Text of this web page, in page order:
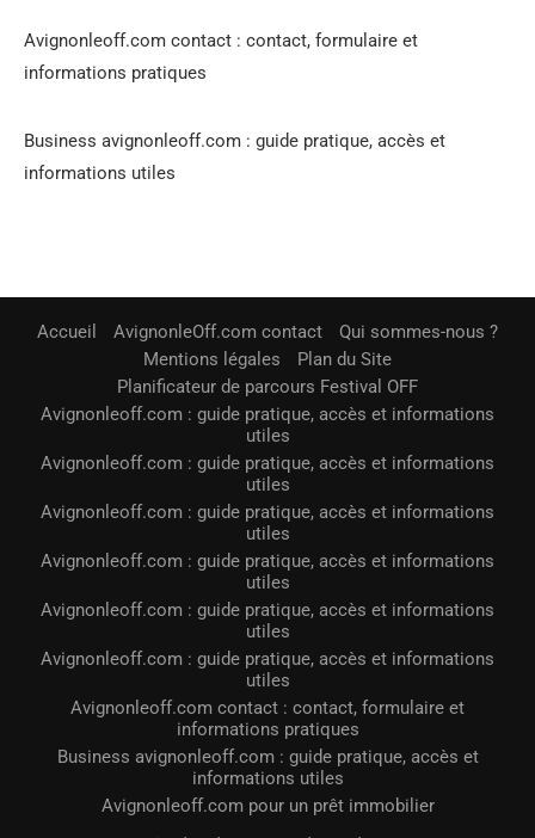
Avignonleoff.com contact : contact, formulaire et
informations pratiques
Business avignonleoff.com : guide pratique, accès et
informations utiles
Accueil AvignonleOff.com contact
Qui sommes-nous ?
Mentions légales
Plan du Site
Planificateur de parcours Festival OFF
Avignonleoff.com : guide pratique, accès et informations
utiles
Avignonleoff.com : guide pratique, accès et informations
utiles
Avignonleoff.com : guide pratique, accès et informations
utiles
Avignonleoff.com : guide pratique, accès et informations
utiles
Avignonleoff.com : guide pratique, accès et informations
utiles
Avignonleoff.com : guide pratique, accès et informations
utiles
Avignonleoff.com contact : contact, formulaire et
informations pratiques
Business avignonleoff.com : guide pratique, accès et
informations utiles
Avignonleoff.com pour un prêt immobilier